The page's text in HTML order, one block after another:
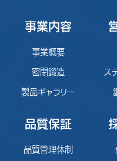
事業内容
事業概要
密閉鍛造
製品ギャラリー
ス
品質保証
品質管理体制